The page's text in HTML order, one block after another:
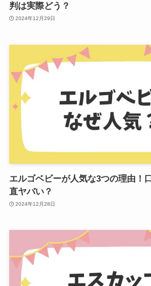
判は実際どう？
2024年12月29日
エルゴベビーが人気な3つの理由！
直ヤバい？
2024年12月28日